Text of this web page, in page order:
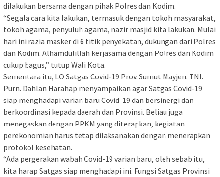
dilakukan bersama dengan pihak Polres dan Kodim.
“Segala cara kita lakukan, termasuk dengan tokoh masyarakat,
tokoh agama, penyuluh agama, nazir masjid kita lakukan. Mulai
hari ini razia masker di 6 titik penyekatan, dukungan dari Polres
dan Kodim. Alhamdulillah kerjasama dengan Polres dan Kodim
cukup bagus,” tutup Wali Kota.
Sementara itu, LO Satgas Covid-19 Prov. Sumut Mayjen. TNI.
Purn. Dahlan Harahap menyampaikan agar Satgas Covid-19
siap menghadapi varian baru Covid-19 dan bersinergi dan
berkoordinasi kepada daerah dan Provinsi. Beliau juga
menegaskan dengan PPKM yang diterapkan, kegiatan
perekonomian harus tetap dilaksanakan dengan menerapkan
protokol kesehatan.
“Ada pergerakan wabah Covid-19 varian baru, oleh sebab itu,
kita harap Satgas siap menghadapi ini. Fungsi Satgas Provinsi